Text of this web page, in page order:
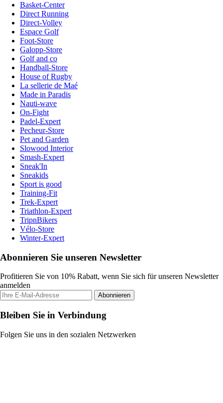
Basket-Center
Direct Running
Direct-Volley
Espace Golf
Foot-Store
Galopp-Store
Golf and co
Handball-Store
House of Rugby
La sellerie de Maé
Made in Paradis
Nauti-wave
On-Fight
Padel-Expert
Pecheur-Store
Pet and Garden
Slowood Interior
Smash-Expert
Sneak'In
Sneakids
Sport is good
Training-Fit
Trek-Expert
Triathlon-Expert
TripnBikers
Vélo-Store
Winter-Expert
Abonnieren Sie unseren Newsletter
Profitieren Sie von 10% Rabatt, wenn Sie sich für unseren Newsletter
anmelden
Abonnieren
Bleiben Sie in Verbindung
Folgen Sie uns in den sozialen Netzwerken